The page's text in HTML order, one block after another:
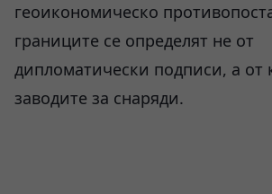
геоикономическо
границите се определят не от
дипломатически подписи, а от
заводите за снаряди.